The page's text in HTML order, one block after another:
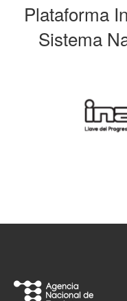
Plataforma
Sistema